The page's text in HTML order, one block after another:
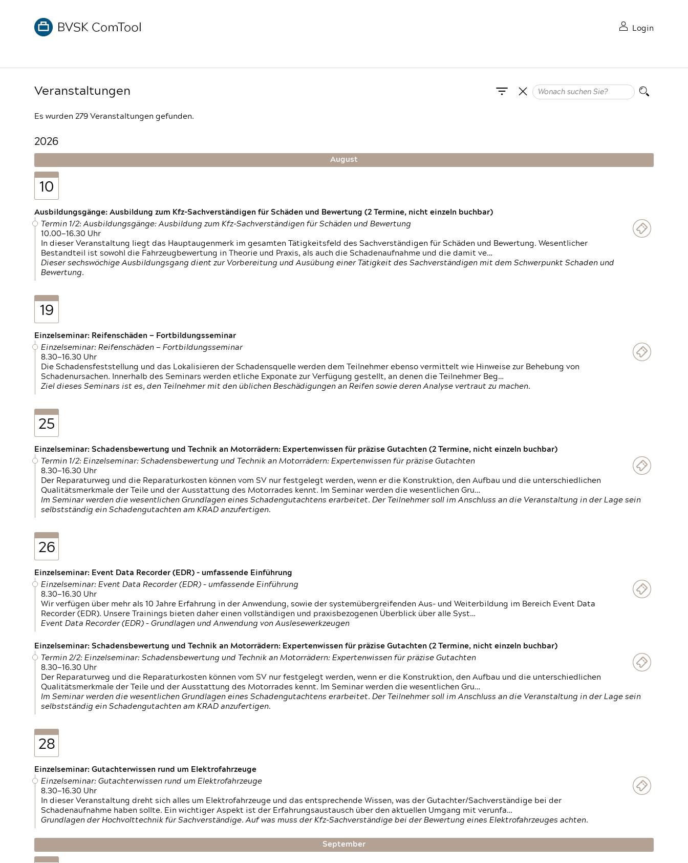
Login
Veranstaltungen
Es wurden 279 Veranstaltungen gefunden.
2026
August
10
Ausbildungsgänge: Ausbildung zum Kfz-Sachverständigen für Schäden und Bewertung (2 Termine, nicht einzeln buchbar)
Termin 1/2: Ausbildungsgänge: Ausbildung zum Kfz-Sachverständigen für Schäden und Bewertung
10.00—16.30 Uhr
In dieser Veranstaltung liegt das Hauptaugenmerk im gesamten Tätigkeitsfeld des Sachverständigen für Schäden und Bewertung. Wesentlicher
Bestandteil ist sowohl die Fahrzeugbewertung in Theorie und Praxis, als auch die Schadenaufnahme und die damit ve…
Dieser sechswöchige Ausbildungsgang dient zur Vorbereitung und Ausübung einer Tätigkeit des Sachverständigen mit dem Schwerpunkt Schaden und
Bewertung.
19
Einzelseminar: Reifenschäden — Fortbildungsseminar
Einzelseminar: Reifenschäden — Fortbildungsseminar
8.30—16.30 Uhr
Die Schadensfeststellung und das Lokalisieren der Schadensquelle werden dem Teilnehmer ebenso vermittelt wie Hinweise zur Behebung von
Schadenursachen. Innerhalb des Seminars werden etliche Exponate zur Verfügung gestellt, an denen die Teilnehmer Beg…
Ziel dieses Seminars ist es, den Teilnehmer mit den üblichen Beschädigungen an Reifen sowie deren Analyse vertraut zu machen.
25
Einzelseminar: Schadensbewertung und Technik an Motorrädern: Expertenwissen für präzise Gutachten (2 Termine, nicht einzeln buchbar)
Termin 1/2: Einzelseminar: Schadensbewertung und Technik an Motorrädern: Expertenwissen für präzise Gutachten
8.30—16.30 Uhr
Der Reparaturweg und die Reparaturkosten können vom SV nur festgelegt werden, wenn er die Konstruktion, den Aufbau und die unterschiedlichen
Qualitätsmerkmale der Teile und der Ausstattung des Motorrades kennt. Im Seminar werden die wesentlichen Gru…
Im Seminar werden die wesentlichen Grundlagen eines Schadengutachtens erarbeitet. Der Teilnehmer soll im Anschluss an die Veranstaltung in der Lage sein
selbstständig ein Schadengutachten am KRAD anzufertigen.
26
Einzelseminar: Event Data Recorder (EDR) – umfassende Einführung
Einzelseminar: Event Data Recorder (EDR) – umfassende Einführung
8.30—16.30 Uhr
Wir verfügen über mehr als 10 Jahre Erfahrung in der Anwendung, sowie der systemübergreifenden Aus- und Weiterbildung im Bereich Event Data
Recorder (EDR). Unsere Trainings bieten daher einen vollständigen und praxisbezogenen Überblick über alle Syst…
Event Data Recorder (EDR) – Grundlagen und Anwendung von Auslesewerkzeugen
Einzelseminar: Schadensbewertung und Technik an Motorrädern: Expertenwissen für präzise Gutachten (2 Termine, nicht einzeln buchbar)
Termin 2/2: Einzelseminar: Schadensbewertung und Technik an Motorrädern: Expertenwissen für präzise Gutachten
8.30—16.30 Uhr
Der Reparaturweg und die Reparaturkosten können vom SV nur festgelegt werden, wenn er die Konstruktion, den Aufbau und die unterschiedlichen
Qualitätsmerkmale der Teile und der Ausstattung des Motorrades kennt. Im Seminar werden die wesentlichen Gru…
Im Seminar werden die wesentlichen Grundlagen eines Schadengutachtens erarbeitet. Der Teilnehmer soll im Anschluss an die Veranstaltung in der Lage sein
selbstständig ein Schadengutachten am KRAD anzufertigen.
28
Einzelseminar: Gutachterwissen rund um Elektrofahrzeuge
Einzelseminar: Gutachterwissen rund um Elektrofahrzeuge
8.30—16.30 Uhr
In dieser Veranstaltung dreht sich alles um Elektrofahrzeuge und das entsprechende Wissen, was der Gutachter/Sachverständige bei der
Schadenaufnahme haben sollte. Ein wichtiger Aspekt ist der Erfahrungsaustausch über den aktuellen Umgang mit verunfa…
Grundlagen der Hochvolttechnik für Sachverständige. Auf was muss der Kfz-Sachverständige bei der Bewertung eines Elektrofahrzeuges achten.
September